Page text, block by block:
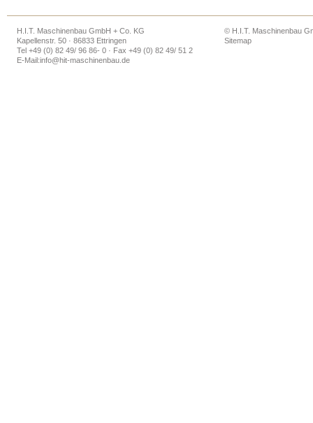
H.I.T. Maschinenbau GmbH + Co. KG
Kapellenstr. 50 · 86833 Ettringen
Tel +49 (0) 82 49/ 96 86- 0 · Fax +49 (0) 82 49/ 51 2
E-Mail:info@hit-maschinenbau.de
© H.I.T. Maschinenbau
Sitemap